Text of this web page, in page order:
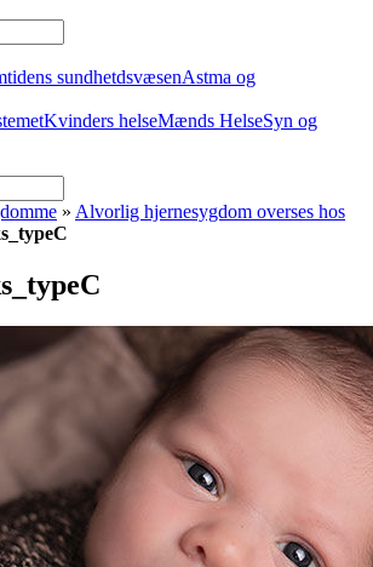
sundhetdsvæsenAstma og
Kvinders helseMænds HelseSyn og
» Alvorlig hjernesygdom overses hos